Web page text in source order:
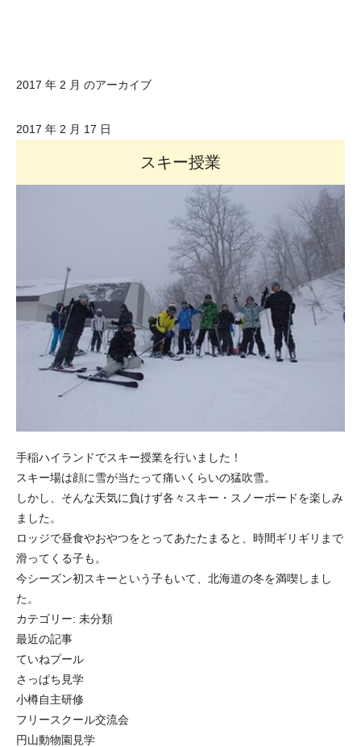
2017 年 2 月 のアーカイブ
2017 年 2 月 17 日
スキー授業
手稲ハイランドでスキー授業を行いました！
スキー場は顔に雪が当たって痛いくらいの猛吹雪。
しかし、そんな天気に負けず各々スキー・スノーボードを楽しみ
ました。
ロッジで昼食やおやつをとってあたたまると、時間ギリギリまで
滑ってくる子も。
今シーズン初スキーという子もいて、北海道の冬を満喫しまし
た。
カテゴリー: 未分類
最近の記事
ていねプール
さっぱち見学
小樽自主研修
フリースクール交流会
円山動物園見学